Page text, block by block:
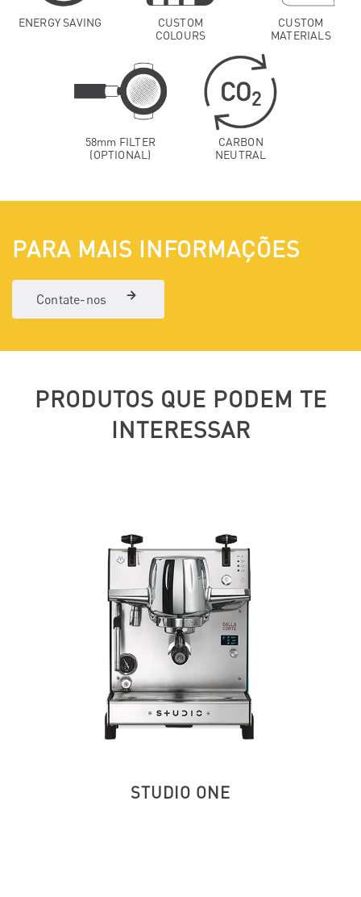
ENERGY SAVING
CUSTOM
COLOURS
CUSTOM
MATERIALS
58mm FILTER
(OPTIONAL)
CARBON
NEUTRAL
PARA MAIS INFORMAÇÕES
Contate-nos
PRODUTOS QUE PODEM TE
INTERESSAR
STUDIO ONE